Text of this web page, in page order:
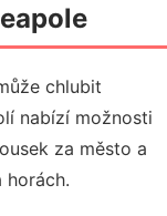
chlubit
nabízí možnosti
za město a
horách.